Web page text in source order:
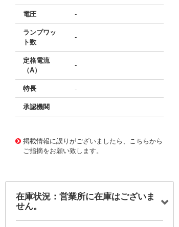
電圧 -
ランプワッ
ト数
-
定格電流
（A）
-
特長 -
承認機関
掲載情報に誤りがございましたら、こちらから
ご指摘をお願い致します。
在庫状況：営業所に在庫はございま
せん。